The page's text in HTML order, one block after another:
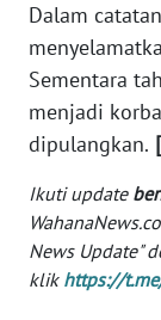
Dalam
Sementara
menjadi
dipulangkan.
Ikuti update
News Update"
klik https://
SULTRA
WN
NTB
SULTENG
WN
SULBAR